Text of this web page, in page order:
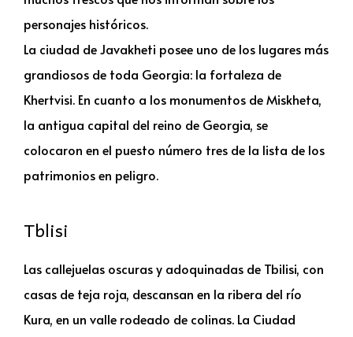
personajes históricos.
La ciudad de Javakheti posee uno de los lugares más
grandiosos de toda Georgia: la fortaleza de
Khertvisi. En cuanto a los monumentos de Miskheta,
la antigua capital del reino de Georgia, se
colocaron en el puesto número tres de la lista de los
patrimonios en peligro.
Tblisi
Las callejuelas oscuras y adoquinadas de Tbilisi, con
casas de teja roja, descansan en la ribera del río
Kura, en un valle rodeado de colinas. La Ciudad